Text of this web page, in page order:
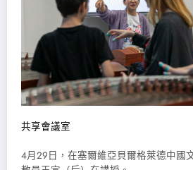
共享會議室
4月29日，在塞爾維亞貝爾格萊德中國